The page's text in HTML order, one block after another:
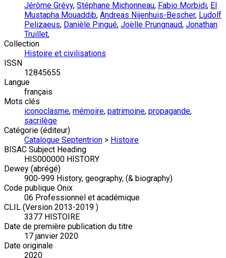
Jérôme Grévy, Stéphane Michonneau, Fabio Morbidi, El
Mustapha Mouaddib, Andreas Nijenhuis-Bescher, Ludolf
Pelizaeus, Danièle Pingué, Joëlle Prungnaud, Jonathan
Truillet,
Collection
Histoire et civilisations
ISSN
12845655
Langue
français
Mots clés
iconoclasme, mémoire, patrimoine, propagande,
sacrilège
Catégorie (éditeur)
Catalogue Septentrion > Histoire
BISAC Subject Heading
HIS000000 HISTORY
Dewey (abrégé)
900-999 History, geography, (& biography)
Code publique Onix
06 Professionnel et académique
CLIL (Version 2013-2019 )
3377 HISTOIRE
Date de première publication du titre
17 janvier 2020
Date originale
2020